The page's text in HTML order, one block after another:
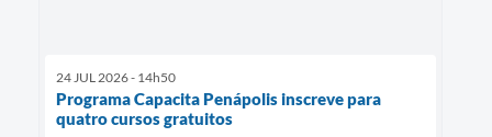
24 JUL 2026 - 14h50
Programa Capacita Penápolis inscreve para
quatro cursos gratuitos